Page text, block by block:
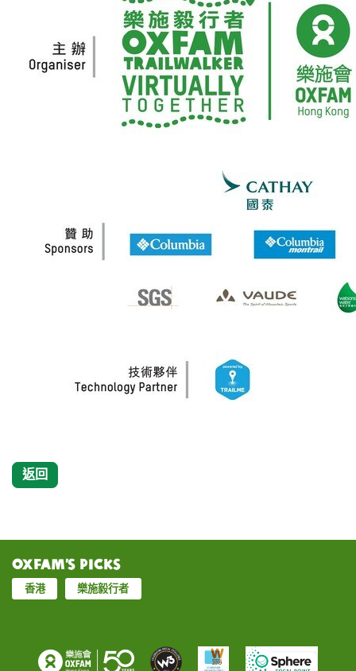
返回
Oxfam’s Picks
香港 樂施毅行者